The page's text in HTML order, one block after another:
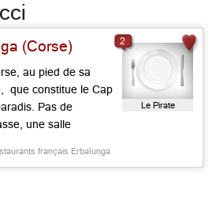
(Corse)
au pied de sa
que constitue le Cap
Pas de
une salle
plus de dix ans, la
français Erbalunga
Le Pirate
2